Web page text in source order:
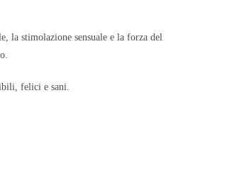
la stimolazione sensuale e la forza del
felici e sani.